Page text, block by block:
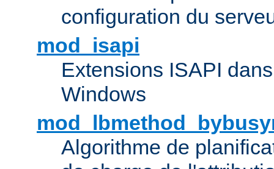
configuration du
mod_isapi
Extensions ISAPI
Windows
Algorithme de